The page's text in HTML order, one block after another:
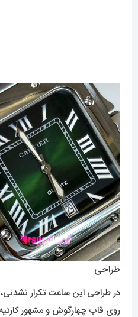
طراحی
در طراحی این ساعت تکرار نشدنی،
روی قاب چهارگوش و مشهور کارتیه
زیبایی این قاب قطعاً واضح ترین
بهره گرفتن از بهترین متریال
میشود رنگ کاملاً ثابتی داشته
ندهد.
این ساعت خاص از آن دسته کار
طراحی، دست مصرف کننده برای